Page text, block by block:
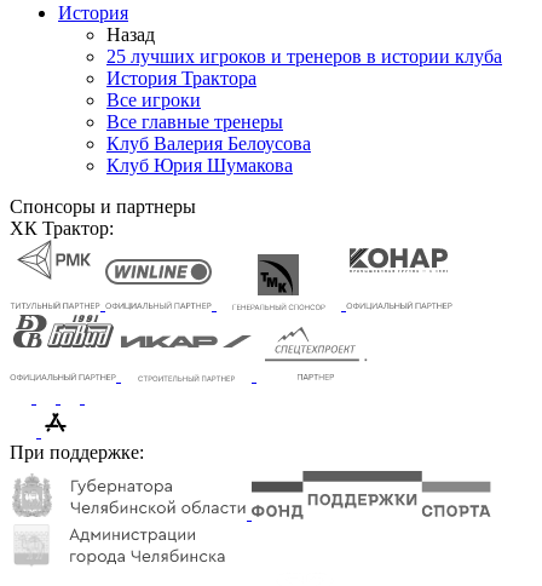
История
Назад
25 лучших игроков и тренеров в истории клуба
История Трактора
Все игроки
Все главные тренеры
Клуб Валерия Белоусова
Клуб Юрия Шумакова
Спонсоры и партнеры
ХК Трактор:
При поддержке: